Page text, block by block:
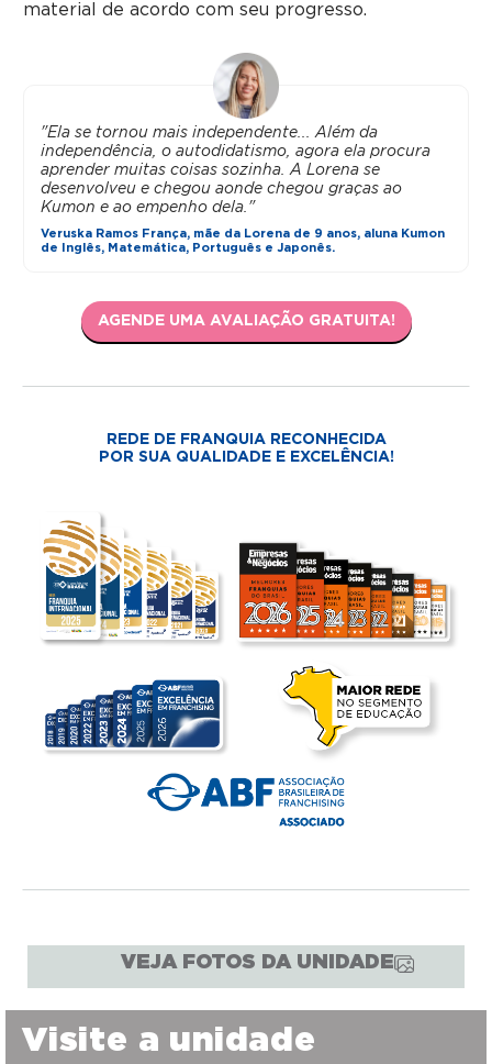
material de acordo com seu progresso.
"Ela se tornou mais independente... Além da
independência, o autodidatismo, agora ela procura
aprender muitas coisas sozinha. A Lorena se
desenvolveu e chegou aonde chegou graças ao
Kumon e ao empenho dela."
Veruska Ramos França, mãe da Lorena de 9 anos, aluna Kumon
de Inglês, Matemática, Português e Japonês.
AGENDE UMA AVALIAÇÃO GRATUITA!
REDE DE FRANQUIA RECONHECIDA
POR SUA QUALIDADE E EXCELÊNCIA!
VEJA FOTOS DA UNIDADE
Visite a unidade